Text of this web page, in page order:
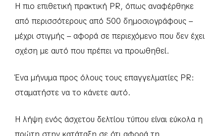
Η πιο επιθετική πρακτική PR, όπως αναφέρθηκε
από περισσότερους από 500 δημοσιογράφους –
μέχρι στιγμής – αφορά σε περιεχόμενο που δεν έχει
σχέση με αυτό που πρέπει να προωθηθεί.
Ένα μήνυμα προς όλους τους επαγγελματίες PR:
σταματήστε να το κάνετε αυτό.
Η λήψη ενός άσχετου δελτίου τύπου είναι εύκολα η